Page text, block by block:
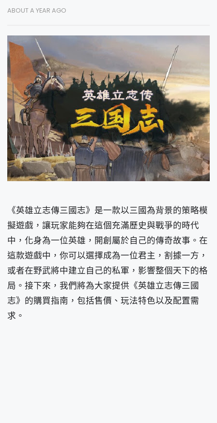
ABOUT A YEAR AGO
《英雄立志傳三國志》是一款以三國為背景的策略模
擬遊戲，讓玩家能夠在這個充滿歷史與戰爭的時代
中，化身為一位英雄，開創屬於自己的傳奇故事。在
這款遊戲中，你可以選擇成為一位君主，割據一方，
或者在野武將中建立自己的私軍，影響整個天下的格
局。接下來，我們將為大家提供《英雄立志傳三國
志》的購買指南，包括售價、玩法特色以及配置需
求。